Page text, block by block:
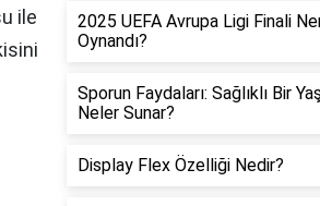
ile
2025 UEFA Avrupa Ligi Finali
Oynandı?
Sporun Faydaları: Sağlıklı Bir
Neler Sunar?
Display Flex Özelliği Nedir?